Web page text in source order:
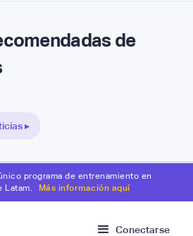
de
▸
programa de entrenamiento en
Latam.
Más información aquí
Conectarse